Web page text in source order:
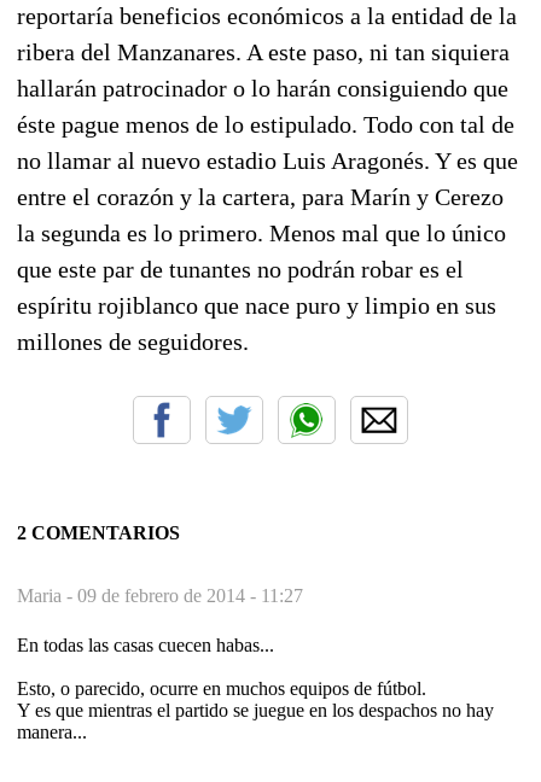
reportaría beneficios económicos a la entidad de la
ribera del Manzanares. A este paso, ni tan siquiera
hallarán patrocinador o lo harán consiguiendo que
éste pague menos de lo estipulado. Todo con tal de
no llamar al nuevo estadio Luis Aragonés. Y es que
entre el corazón y la cartera, para Marín y Cerezo
la segunda es lo primero. Menos mal que lo único
que este par de tunantes no podrán robar es el
espíritu rojiblanco que nace puro y limpio en sus
millones de seguidores.
2 COMENTARIOS
Maria - 09 de febrero de 2014 - 11:27
En todas las casas cuecen habas...
Esto, o parecido, ocurre en muchos equipos de fútbol.
Y es que mientras el partido se juegue en los despachos no hay
manera...